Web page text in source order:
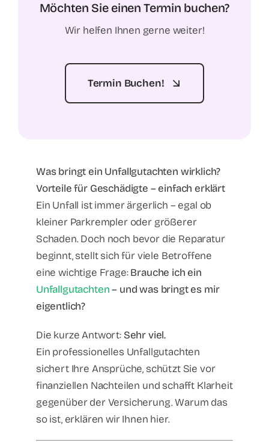
Möchten Sie einen Termin buchen?
Wir helfen Ihnen gerne weiter!
Termin Buchen!
Was bringt ein Unfallgutachten wirklich?
Vorteile für Geschädigte – einfach erklärt
Ein Unfall ist immer ärgerlich – egal ob
kleiner Parkrempler oder größerer
Schaden. Doch noch bevor die Reparatur
beginnt, stellt sich für viele Betroffene
eine wichtige Frage:Brauche ich ein
Unfallgutachten– und was bringt es mir
eigentlich?
Die kurze Antwort: Sehr viel.
Ein professionelles Unfallgutachten
sichert Ihre Ansprüche, schützt Sie vor
finanziellen Nachteilen und schafft Klarheit
gegenüber der Versicherung. Warum das
so ist, erklären wir Ihnen hier.